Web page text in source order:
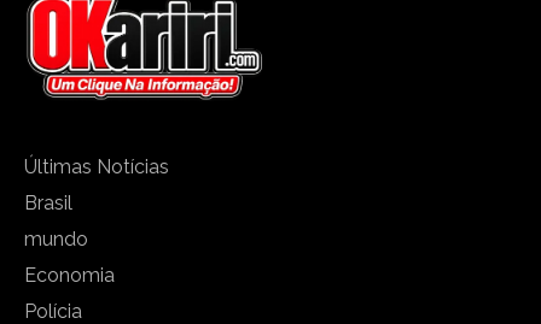
Últimas Notícias
Brasil
mundo
Economia
Polícia